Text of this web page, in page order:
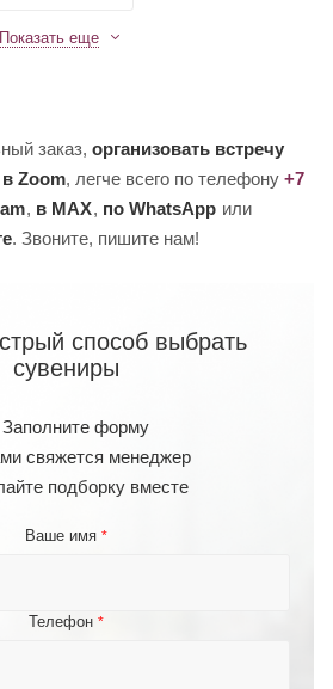
Показать еще
заказ, организовать встречу
Zoom, легче всего по телефону +7
, в MAX, по WhatsApp или
. Звоните, пишите нам!
способ выбрать
сувениры
Заполните форму
свяжется менеджер
подборку вместе
Ваше имя *
Телефон *